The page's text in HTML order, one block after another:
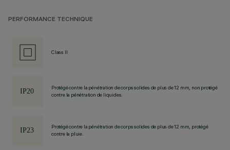
PERFORMANCE TECHNIQUE
Class II
Protégé contre la pénétration de corps solides de plus de 12 mm, non protégé
contre la pénétration de liquides.
Protégé contre la pénétration de corps solides de plus de 12 mm, protégé
contre la pluie.